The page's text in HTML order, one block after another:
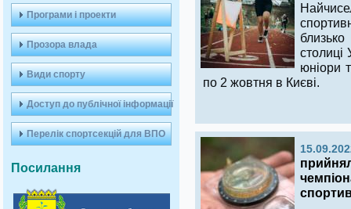
Програми і проекти
Прозора влада
Види спорту
Доступ до публічної інформації
Перелік спортсекцій для ВПО
Посилання
столиці
юніори
по 2 жовтня в Києві.